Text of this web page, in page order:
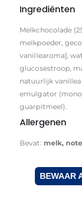
Ingrediënten
Melkchocolade
melkpoeder,
vanillearoma],
glucosestroop,
natuurlijk
emulgator
guarpitmeel).
Allergenen
Bevat: melk,
BEWAAR